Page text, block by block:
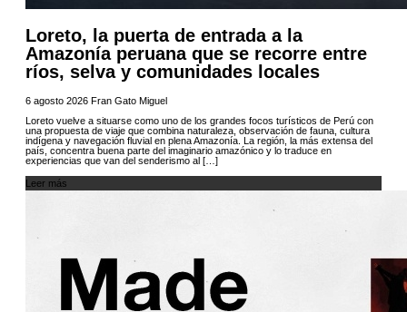
Loreto, la puerta de entrada a la
Amazonía peruana que se recorre entre
ríos, selva y comunidades locales
6 agosto 2026 Fran Gato Miguel
Loreto vuelve a situarse como uno de los grandes focos turísticos de Perú con
una propuesta de viaje que combina naturaleza, observación de fauna, cultura
indígena y navegación fluvial en plena Amazonía. La región, la más extensa del
país, concentra buena parte del imaginario amazónico y lo traduce en
experiencias que van del senderismo al […]
Leer más